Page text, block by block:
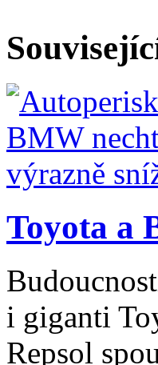
Toyota a
i giganti
Repsol